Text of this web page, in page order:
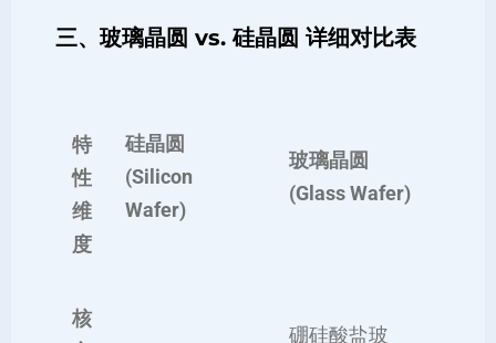
三、玻璃晶圆 vs. 硅晶圆 详细对比表
特
性
维
度
硅晶圆
(Silicon
Wafer)
玻璃晶圆
(Glass Wafer)
核
硼硅酸盐玻